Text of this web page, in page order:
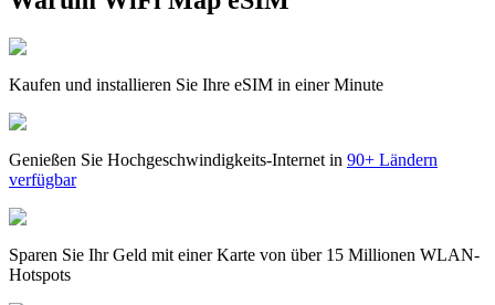
Kaufen und installieren Sie Ihre eSIM in einer Minute
Genießen Sie Hochgeschwindigkeits-Internet in 90+ Ländern
verfügbar
Sparen Sie Ihr Geld mit einer Karte von über 15 Millionen WLAN-
Hotspots